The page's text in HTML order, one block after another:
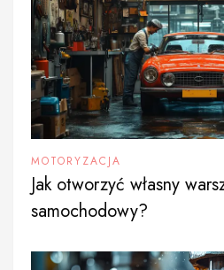
MOTORYZACJA
Jak otworzyć własny
samochodowy?